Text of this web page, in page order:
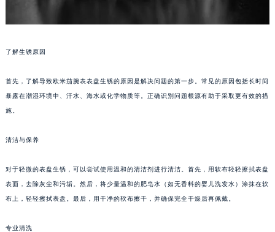
了解生锈原因
首先，了解导致欧米茄腕表表盘生锈的原因是解决问题的第一步。常见的原因包括长时间
暴露在潮湿环境中、汗水、海水或化学物质等。正确识别问题根源有助于采取更有效的措
施。
清洁与保养
对于轻微的表盘生锈，可以尝试使用温和的清洁剂进行清洁。首先，用软布轻轻擦拭表盘
表面，去除灰尘和污垢。然后，将少量温和的肥皂水（如无香料的婴儿洗发水）涂抹在软
布上，轻轻擦拭表盘。最后，用干净的软布擦干，并确保完全干燥后再佩戴。
专业清洗